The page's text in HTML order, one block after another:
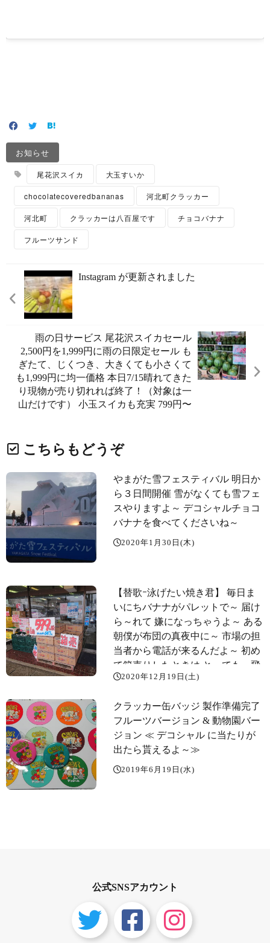
お知らせ
尾花沢スイカ 大玉すいか
chocolatecoveredbananas 河北町クラッカー
河北町 クラッカーは八百屋です チョコバナナ
フルーツサンド
Instagram が更新されました
雨の日サービス️ 尾花沢スイカセール️
2,500円を1,999円に雨の日限定セール も
ぎたて、じくつき、大きくても小さくて
も1,999円に均一価格️ 本日7/15晴れてきた
り現物が売り切れれば終了！（対象は一
山だけです） 小玉スイカも充実 799円〜️
こちらもどうぞ
やまがた雪フェスティバル 明日か
ら３日間開催 雪がなくても雪フェ
スやりますよ～ デコシャル️チョコ
バナナを食べてくださいね～️
2020年1月30日(木)
【替歌ｰ泳げたい焼き君】 毎日ま
いにちバナナがパレットで～ 届け
ら～れて 嫌になっちゃうよ～ ある
朝僕が布団の真夜中に～ 市場の担
当者から電話が来るんだよ～ 初め
て箱売りしたときは とっても 飛
ぶよに売れたけど 半月続けりゃ飽
ない 需要と供給バラバラで 商社は
何を考えているんだよ~
2020年12月19日(土)
クラッカー缶バッジ 製作準備完了
フルーツバージョン️ & 動物園バー
ジョン️ ≪ デコシャル に当たりが
出たら貰えるよ～️≫
2019年6月19日(水)
公式SNSアカウント